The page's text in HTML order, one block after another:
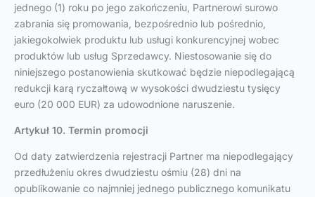
jednego (1) roku po jego zakończeniu, Partnerowi surowo
zabrania się promowania, bezpośrednio lub pośrednio,
jakiegokolwiek produktu lub usługi konkurencyjnej wobec
produktów lub usług Sprzedawcy. Niestosowanie się do
niniejszego postanowienia skutkować będzie niepodlegającą
redukcji karą ryczałtową w wysokości dwudziestu tysięcy
euro (20 000 EUR) za udowodnione naruszenie.
Artykuł 10. Termin promocji
Od daty zatwierdzenia rejestracji Partner ma niepodlegający
przedłużeniu okres dwudziestu ośmiu (28) dni na
opublikowanie co najmniej jednego publicznego komunikatu